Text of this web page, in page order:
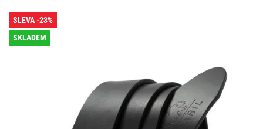
SLEVA -23%
SKLADEM